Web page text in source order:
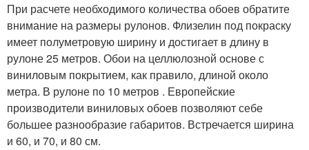
При расчете необходимого количества обоев обратите
внимание на размеры рулонов. Флизелин под покраску
имеет полуметровую ширину и достигает в длину в
рулоне 25 метров. Обои на целлюлозной основе с
виниловым покрытием, как правило, длиной около
метра. В рулоне по 10 метров . Европейские
производители виниловых обоев позволяют себе
большее разнообразие габаритов. Встречается ширина
и 60, и 70, и 80 см.